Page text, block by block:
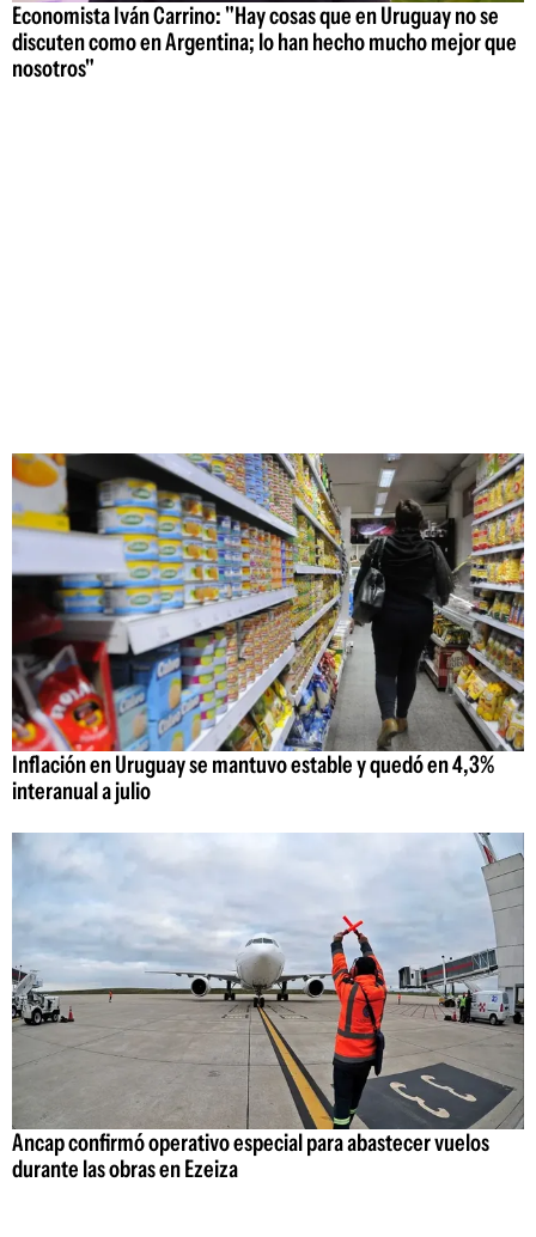
Economista Iván Carrino: "Hay cosas que en Uruguay no se
discuten como en Argentina; lo han hecho mucho mejor que
nosotros"
Inflación en Uruguay se mantuvo estable y quedó en 4,3%
interanual a julio
Ancap confirmó operativo especial para abastecer vuelos
durante las obras en Ezeiza